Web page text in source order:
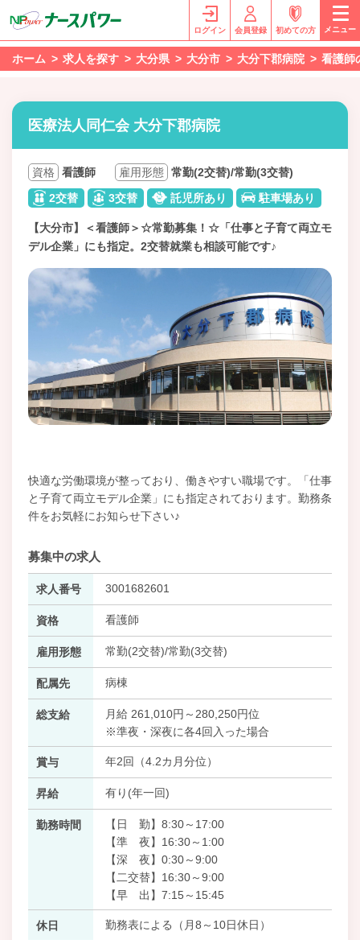
ログイン 会員登録 初めての方 メニュー
ホーム 求人を探す 大分県 大分市 大分下郡病院 看護師
医療法人同仁会 大分下郡病院
資格 看護師 雇用形態 常勤(2交替)/常勤(3交替)
2交替
3交替 託児所あり 駐車場あり
【大分市】＜看護師＞☆常勤募集！☆「仕事と子育て両立モ
デル企業」にも指定。2交替就業も相談可能です♪
快適な労働環境が整っており、働きやすい職場です。「仕事
と子育て両立モデル企業」にも指定されております。勤務条
件をお気軽にお知らせ下さい♪
募集中の求人
求人番号 3001682601
資格 看護師
雇用形態 常勤(2交替)/常勤(3交替)
配属先 病棟
総支給
月給 261,010円～280,250円位
※準夜・深夜に各4回入った場合
賞与 年2回（4.2カ月分位）
昇給 有り(年一回)
勤務時間
【日 勤】8:30～17:00
【準 夜】16:30～1:00
【深 夜】0:30～9:00
【二交替】16:30～9:00
【早 出】7:15～15:45
休日 勤務表による（月8～10日休日）